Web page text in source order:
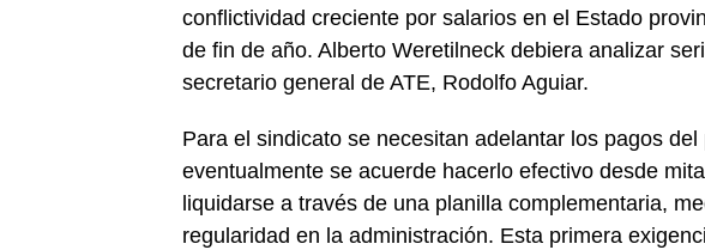
conflictividad creciente por salarios en el Estado
de fin de año. Alberto Weretilneck debiera analizar
secretario general de ATE, Rodolfo Aguiar.
Para el sindicato se necesitan adelantar los pagos
eventualmente se acuerde hacerlo efectivo desde
liquidarse a través de una planilla complementaria,
regularidad en la administración. Esta primera